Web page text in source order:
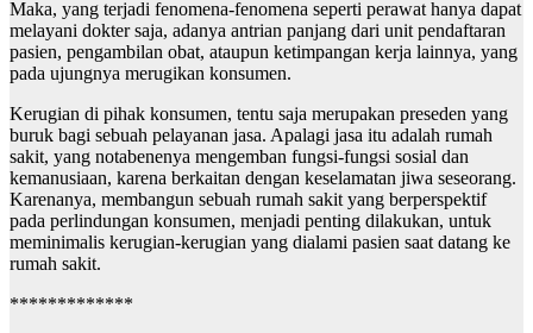
Maka, yang terjadi fenomena-fenomena seperti perawat hanya dapat
melayani dokter saja, adanya antrian panjang dari unit pendaftaran
pasien, pengambilan obat, ataupun ketimpangan kerja lainnya, yang
pada ujungnya merugikan konsumen.
Kerugian di pihak konsumen, tentu saja merupakan preseden yang
buruk bagi sebuah pelayanan jasa. Apalagi jasa itu adalah rumah
sakit, yang notabenenya mengemban fungsi-fungsi sosial dan
kemanusiaan, karena berkaitan dengan keselamatan jiwa seseorang.
Karenanya, membangun sebuah rumah sakit yang berperspektif
pada perlindungan konsumen, menjadi penting dilakukan, untuk
meminimalis kerugian-kerugian yang dialami pasien saat datang ke
rumah sakit.
*************